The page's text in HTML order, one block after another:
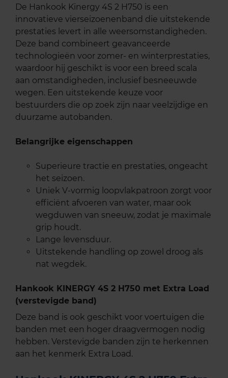
De Hankook Kinergy 4S 2 H750 is een
innovatieve vierseizoenenband die uitstekende
prestaties levert in alle weersomstandigheden.
Deze band combineert geavanceerde
technologieën voor zomer- en winterprestaties,
waardoor hij geschikt is voor een breed scala
aan omstandigheden, inclusief besneeuwde
wegen. Een uitstekende keuze voor
bestuurders die op zoek zijn naar veelzijdige en
duurzame autobanden.
Belangrijke eigenschappen
Superieure tractie en prestaties, ongeacht
het seizoen.
Uniek V-vormig loopvlakpatroon zorgt voor
efficiënt afvoeren van water, maar ook
wegduwen van sneeuw, zodat je maximale
grip houdt.
Lange levensduur.
Uitstekende handling op zowel droog als
nat wegdek.
Hankook KINERGY 4S 2 H750 met Extra Load
(verstevigde band)
Deze band is ook geschikt voor voertuigen die
banden met een hoger draagvermogen nodig
hebben. Verstevigde banden zijn te herkennen
aan het kenmerk Extra Load.